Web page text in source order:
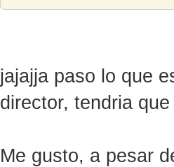
jajajja paso lo que
director, tendria
Me gusto, a pesar